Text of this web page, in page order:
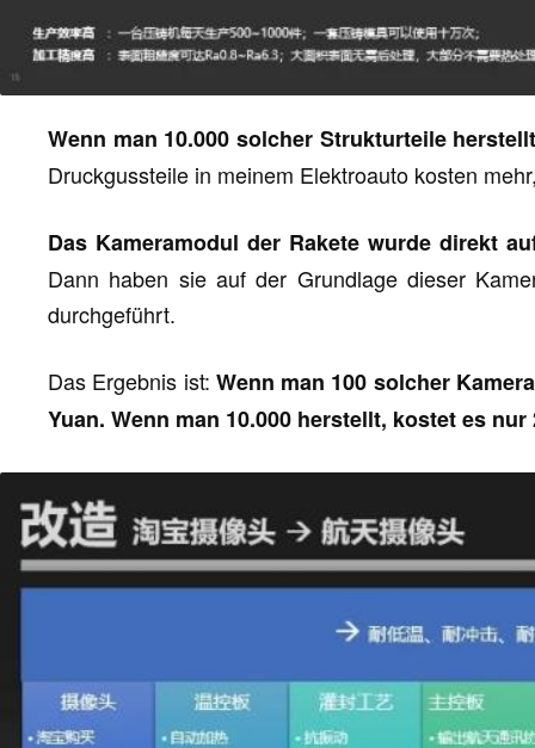
Wenn man 10.000 solcher Strukturteile
Druckgussteile in meinem Elektroauto kosten
Das Kameramodul der Rakete wurde direkt
Dann haben sie auf der Grundlage dieser
durchgeführt.
Das Ergebnis ist: Wenn man 100 solcher
Yuan. Wenn man 10.000 herstellt, kostet es